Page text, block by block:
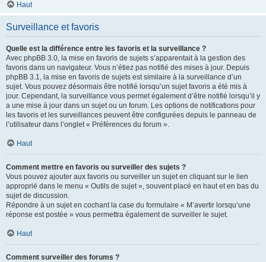
Haut
Surveillance et favoris
Quelle est la différence entre les favoris et la surveillance ?
Avec phpBB 3.0, la mise en favoris de sujets s’apparentait à la gestion des
favoris dans un navigateur. Vous n’étiez pas notifié des mises à jour. Depuis
phpBB 3.1, la mise en favoris de sujets est similaire à la surveillance d’un
sujet. Vous pouvez désormais être notifié lorsqu’un sujet favoris a été mis à
jour. Cependant, la surveillance vous permet également d’être notifié lorsqu’il y
a une mise à jour dans un sujet ou un forum. Les options de notifications pour
les favoris et les surveillances peuvent être configurées depuis le panneau de
l’utilisateur dans l’onglet « Préférences du forum ».
Haut
Comment mettre en favoris ou surveiller des sujets ?
Vous pouvez ajouter aux favoris ou surveiller un sujet en cliquant sur le lien
approprié dans le menu « Outils de sujet », souvent placé en haut et en bas du
sujet de discussion.
Répondre à un sujet en cochant la case du formulaire « M’avertir lorsqu’une
réponse est postée » vous permettra également de surveiller le sujet.
Haut
Comment surveiller des forums ?